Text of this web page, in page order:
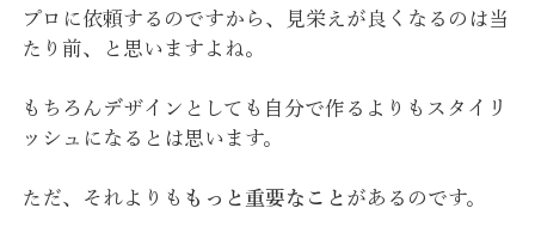
プロに依頼するのですから、見栄えが良くなるのは当
たり前、と思いますよね。
もちろんデザインとしても自分で作るよりもスタイリ
ッシュになるとは思います。
ただ、それよりも もっと重要なこと があるのです。